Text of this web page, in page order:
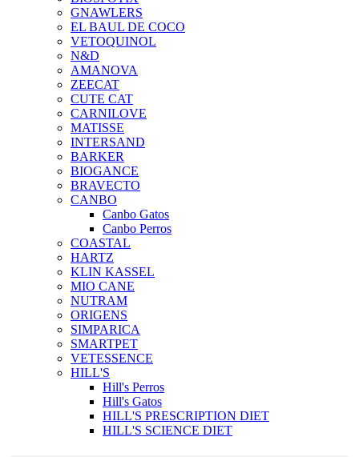
GNAWLERS
EL BAUL DE COCO
VETOQUINOL
N&D
AMANOVA
ZEECAT
CUTE CAT
CARNILOVE
MATISSE
INTERSAND
BARKER
BIOGANCE
BRAVECTO
CANBO
Canbo Gatos
Canbo Perros
COASTAL
HARTZ
KLIN KASSEL
MIO CANE
NUTRAM
ORIGENS
SIMPARICA
SMARTPET
VETESSENCE
HILL'S
Hill's Perros
Hill's Gatos
HILL'S PRESCRIPTION DIET
HILL'S SCIENCE DIET